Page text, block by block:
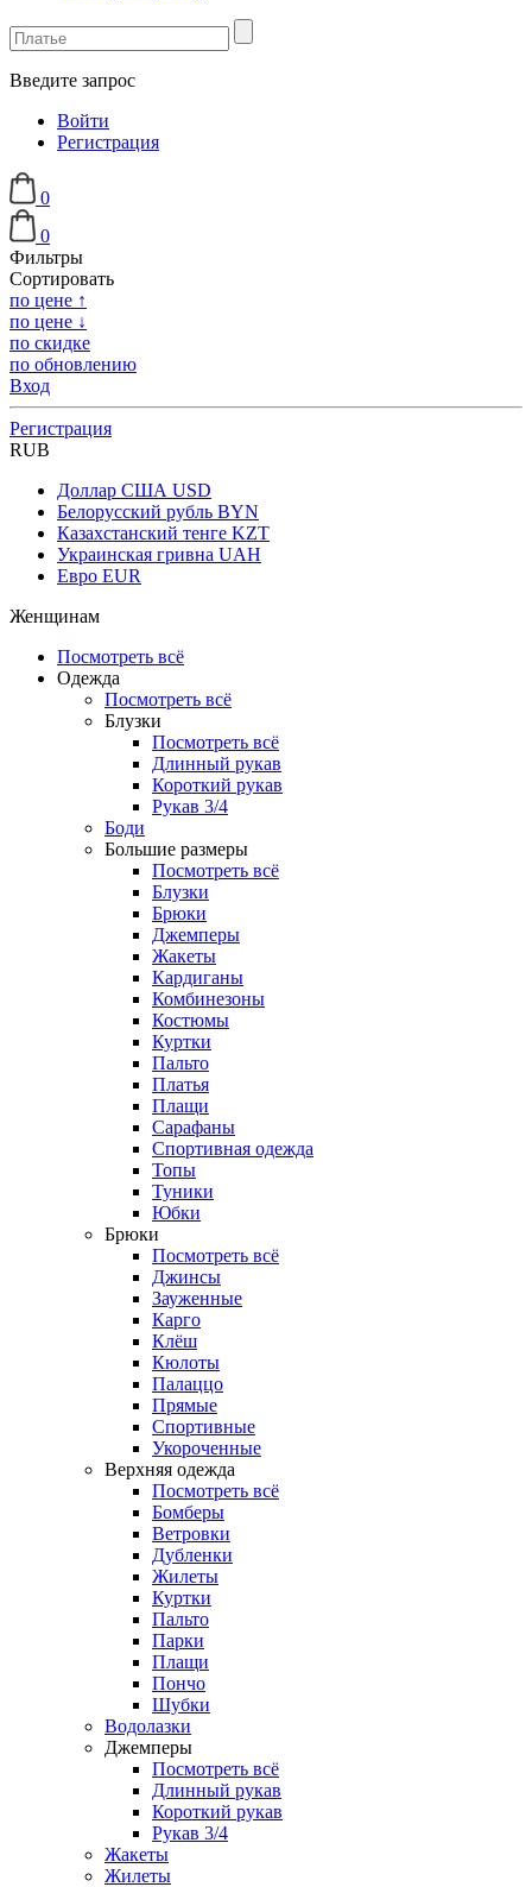
Введите запрос
Войти
Регистрация
0
0
Фильтры
Сортировать
по цене ↑
по цене ↓
по скидке
по обновлению
Вход
Регистрация
RUB
Доллар США USD
Белорусский рубль BYN
Казахстанский тенге KZT
Украинская гривна UAH
Евро EUR
Женщинам
Посмотреть всё
Одежда
Посмотреть всё
Блузки
Посмотреть всё
Длинный рукав
Короткий рукав
Рукав 3/4
Боди
Большие размеры
Посмотреть всё
Блузки
Брюки
Джемперы
Жакеты
Кардиганы
Комбинезоны
Костюмы
Куртки
Пальто
Платья
Плащи
Сарафаны
Спортивная одежда
Топы
Туники
Юбки
Брюки
Посмотреть всё
Джинсы
Зауженные
Карго
Клёш
Кюлоты
Палаццо
Прямые
Спортивные
Укороченные
Верхняя одежда
Посмотреть всё
Бомберы
Ветровки
Дубленки
Жилеты
Куртки
Пальто
Парки
Плащи
Пончо
Шубки
Водолазки
Джемперы
Посмотреть всё
Длинный рукав
Короткий рукав
Рукав 3/4
Жакеты
Жилеты